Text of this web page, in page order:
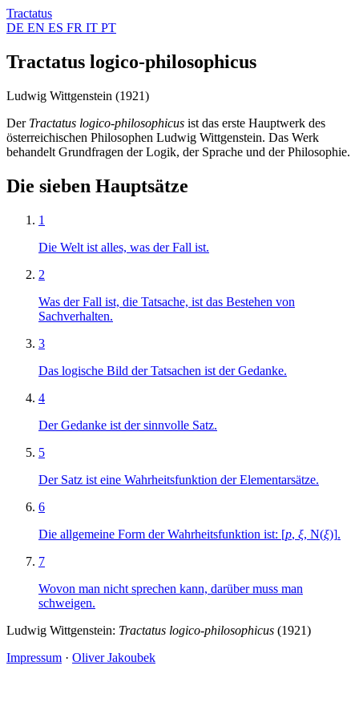
Tractatus
DE EN ES FR IT PT
Tractatus logico-philosophicus
Ludwig Wittgenstein (1921)
Der Tractatus logico-philosophicus ist das erste Hauptwerk des
österreichischen Philosophen Ludwig Wittgenstein. Das Werk
behandelt Grundfragen der Logik, der Sprache und der Philosophie.
Die sieben Hauptsätze
1
Die Welt ist alles, was der Fall ist.
2
Was der Fall ist, die Tatsache, ist das Bestehen von
Sachverhalten.
3
Das logische Bild der Tatsachen ist der Gedanke.
4
Der Gedanke ist der sinnvolle Satz.
5
Der Satz ist eine Wahrheitsfunktion der Elementarsätze.
6
Die allgemeine Form der Wahrheitsfunktion ist: [p, ξ, N(ξ)].
7
Wovon man nicht sprechen kann, darüber muss man
schweigen.
Ludwig Wittgenstein: Tractatus logico-philosophicus (1921)
Impressum · Oliver Jakoubek